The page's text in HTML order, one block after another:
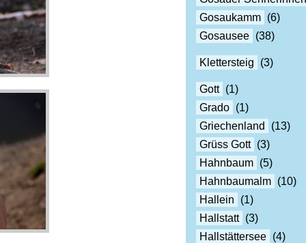
Gosaukamm (6)
Gosausee (38)
Klettersteig (3)
Gott (1)
Grado (1)
Griechenland
(13)
Grüss Gott (3)
Hahnbaum (5)
Hahnbaumalm (10)
Hallein
(1)
Hallstatt (3)
Hallstättersee (4)